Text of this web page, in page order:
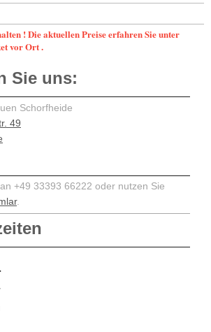
! Die aktuellen Preise erfahren Sie unter
vor Ort .
Sie uns:
Schorfheide
49
+49 33393 66222 oder nutzen Sie
.